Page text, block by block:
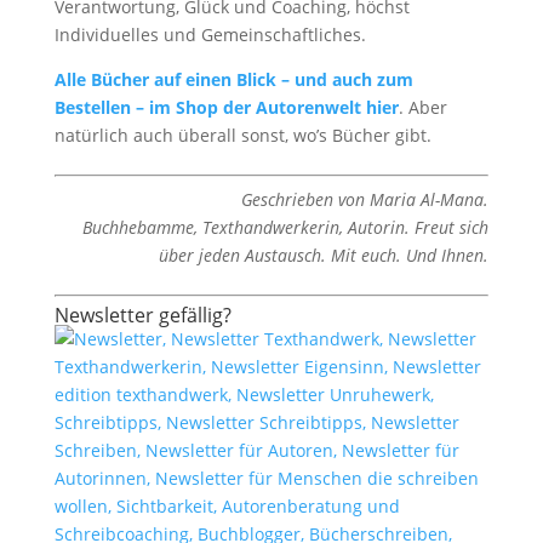
Verantwortung, Glück und Coaching, höchst
Individuelles und Gemeinschaftliches.
Alle Bücher auf einen Blick – und auch zum
Bestellen – im Shop der Autorenwelt hier. Aber
natürlich auch überall sonst, wo’s Bücher gibt.
Geschrieben von Maria Al-Mana.
Buchhebamme, Texthandwerkerin, Autorin. Freut sich
über jeden Austausch. Mit euch. Und Ihnen.
Newsletter gefällig?